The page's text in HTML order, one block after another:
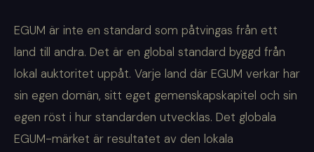
EGUM är inte en standard som påtvingas från ett
land till andra. Det är en global standard byggd från
lokal auktoritet uppåt. Varje land där EGUM verkar har
sin egen domän, sitt eget gemenskapskapitel och sin
egen röst i hur standarden utvecklas. Det globala
EGUM-märket är resultatet av den lokala